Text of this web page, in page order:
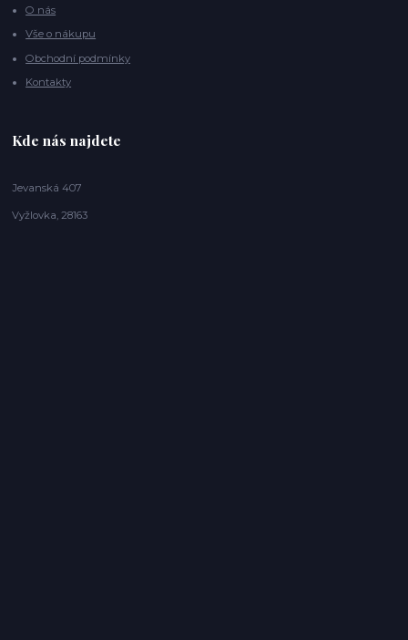
O nás
Vše o nákupu
Obchodní podmínky
Kontakty
Kde nás najdete
Jevanská 407
Vyžlovka, 28163